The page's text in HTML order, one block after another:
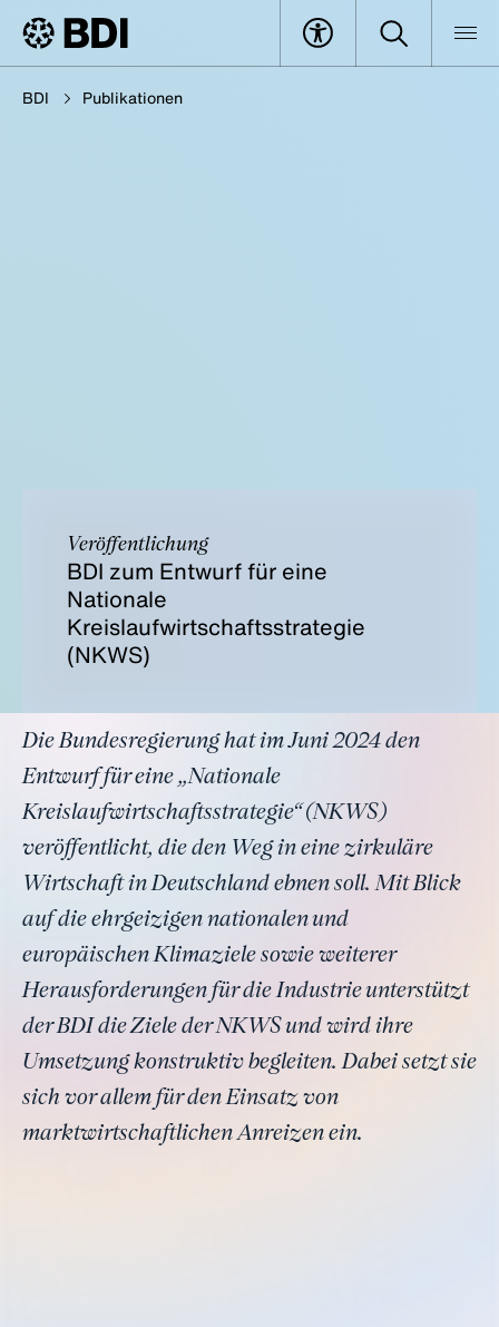
BDI Publikationen
Veröffentlichung
BDI zum Entwurf für eine
Nationale
Kreislaufwirtschaftsstrategie
(NKWS)
Die Bundesregierung hat im Juni 2024 den
Entwurf für eine „Nationale
Kreislaufwirtschaftsstrategie“ (NKWS)
veröffentlicht, die den Weg in eine zirkuläre
Wirtschaft in Deutschland ebnen soll. Mit Blick
auf die ehrgeizigen nationalen und
europäischen Klimaziele sowie weiterer
Herausforderungen für die Industrie unterstützt
der BDI die Ziele der NKWS und wird ihre
Umsetzung konstruktiv begleiten. Dabei setzt sie
sich vor allem für den Einsatz von
marktwirtschaftlichen Anreizen ein.